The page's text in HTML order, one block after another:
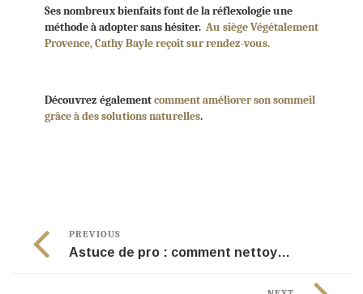
Ses nombreux bienfaits font de la réflexologie une
méthode à adopter sans hésiter. Au siège Végétalement
Provence, Cathy Bayle reçoit sur rendez-vous.
Découvrez égalementcomment améliorer son sommeil
grâce à des solutions naturelles.
PREVIOUS
Astuce de pro : comment nettoyer sa brosse à cheveux